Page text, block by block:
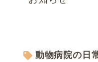
動物病院の日